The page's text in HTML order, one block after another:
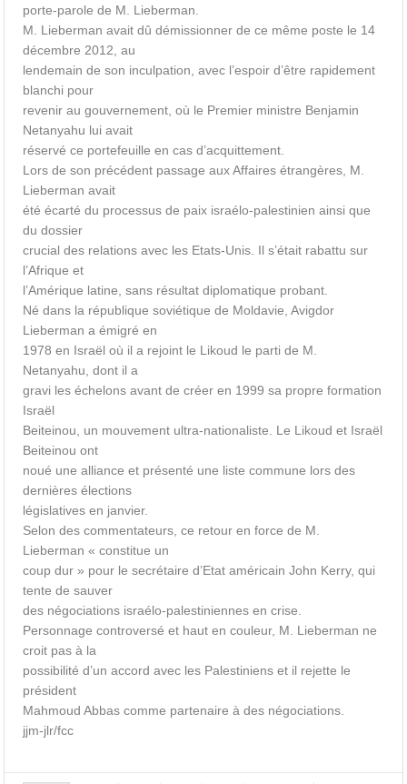
porte-parole de M. Lieberman.
M. Lieberman avait dû démissionner de ce même poste le 14
décembre 2012, au
lendemain de son inculpation, avec l’espoir d’être rapidement
blanchi pour
revenir au gouvernement, où le Premier ministre Benjamin
Netanyahu lui avait
réservé ce portefeuille en cas d’acquittement.
Lors de son précédent passage aux Affaires étrangères, M.
Lieberman avait
été écarté du processus de paix israélo-palestinien ainsi que
du dossier
crucial des relations avec les Etats-Unis. Il s’était rabattu sur
l’Afrique et
l’Amérique latine, sans résultat diplomatique probant.
Né dans la république soviétique de Moldavie, Avigdor
Lieberman a émigré en
1978 en Israël où il a rejoint le Likoud le parti de M.
Netanyahu, dont il a
gravi les échelons avant de créer en 1999 sa propre formation
Israël
Beiteinou, un mouvement ultra-nationaliste. Le Likoud et Israël
Beiteinou ont
noué une alliance et présenté une liste commune lors des
dernières élections
législatives en janvier.
Selon des commentateurs, ce retour en force de M.
Lieberman « constitue un
coup dur » pour le secrétaire d’Etat américain John Kerry, qui
tente de sauver
des négociations israélo-palestiniennes en crise.
Personnage controversé et haut en couleur, M. Lieberman ne
croit pas à la
possibilité d’un accord avec les Palestiniens et il rejette le
président
Mahmoud Abbas comme partenaire à des négociations.
jjm-jlr/fcc